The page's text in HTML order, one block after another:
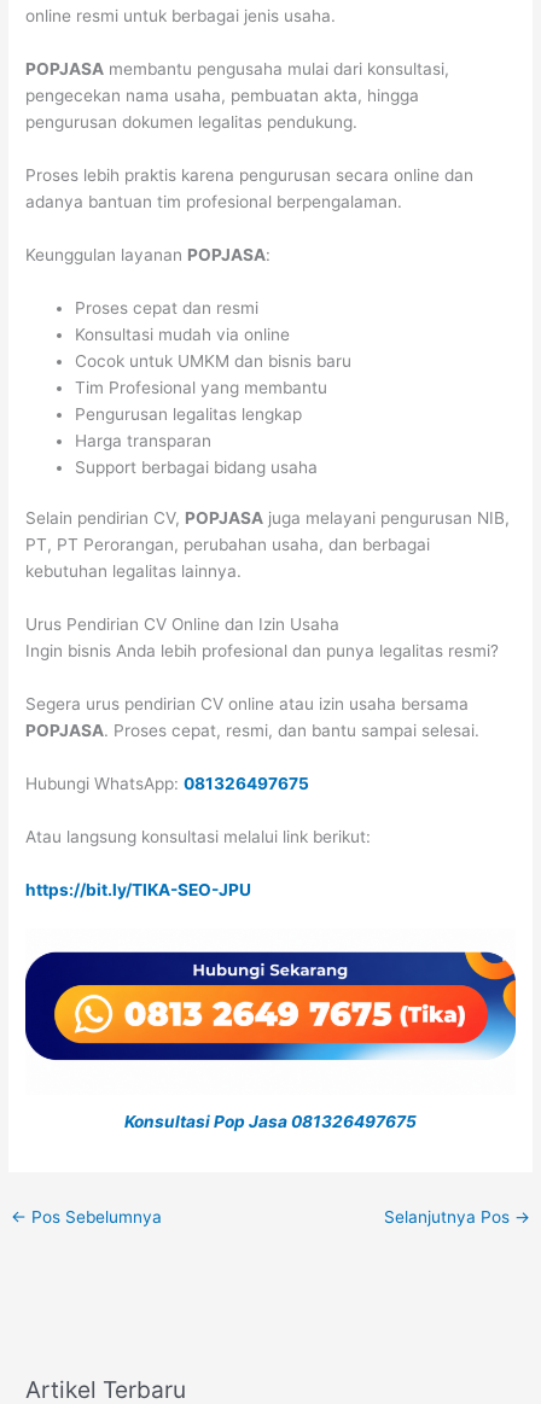
online resmi untuk berbagai jenis usaha.
POPJASA membantu pengusaha mulai dari konsultasi,
pengecekan nama usaha, pembuatan akta, hingga
pengurusan dokumen legalitas pendukung.
Proses lebih praktis karena pengurusan secara online dan
adanya bantuan tim profesional berpengalaman.
Keunggulan layanan POPJASA:
Proses cepat dan resmi
Konsultasi mudah via online
Cocok untuk UMKM dan bisnis baru
Tim Profesional yang membantu
Pengurusan legalitas lengkap
Harga transparan
Support berbagai bidang usaha
Selain pendirian CV, POPJASA juga melayani pengurusan NIB,
PT, PT Perorangan, perubahan usaha, dan berbagai
kebutuhan legalitas lainnya.
Urus Pendirian CV Online dan Izin Usaha
Ingin bisnis Anda lebih profesional dan punya legalitas resmi?
Segera urus pendirian CV online atau izin usaha bersama
POPJASA. Proses cepat, resmi, dan bantu sampai selesai.
Hubungi WhatsApp:081326497675
Atau langsung konsultasi melalui link berikut:
https://bit.ly/TIKA-SEO-JPU
Konsultasi Pop Jasa 081326497675
← Pos Sebelumnya Selanjutnya Pos →
Artikel Terbaru